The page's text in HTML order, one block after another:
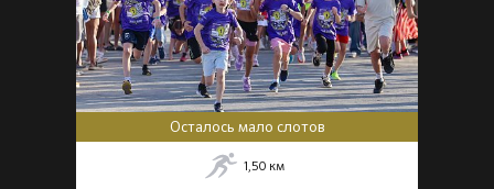
Осталось мало слотов
1,50 км